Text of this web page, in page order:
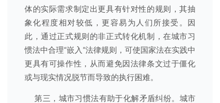
体的实际需求制定出更具有针对性的规则，其抽
象化程度相对较低，更容易为人们所接受。因
此，通过正式规则的非正式转化机制，在城市习
惯法中合理“嵌入”法律规则，可使国家法在实践中
更具有可操作性，从而避免因法律条文过于僵化
或与现实情况脱节而导致的执行困难。
第三，城市习惯法有助于化解矛盾纠纷。城市